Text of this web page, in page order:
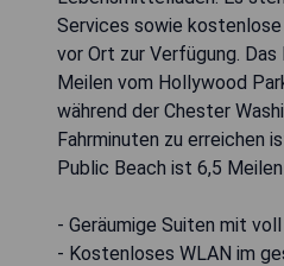
Services sowie
vor Ort zur Verfügung.
Meilen vom Hollywood
während der Chester
Fahrminuten zu erreichen
Public Beach ist 6,5
- Geräumige Suiten mit
- Kostenloses WLAN im